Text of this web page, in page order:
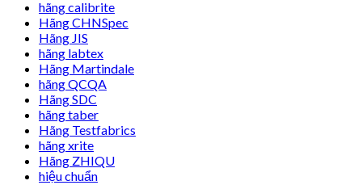
hãng calibrite
Hãng CHNSpec
Hãng JIS
hãng labtex
Hãng Martindale
hãng QCQA
Hãng SDC
hãng taber
Hãng Testfabrics
hãng xrite
Hãng ZHIQU
hiệu chuẩn